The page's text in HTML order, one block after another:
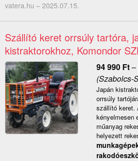
vatera.hu – 2025.07.15.
Szállító keret orrsúly tartóra,
kistraktorokhoz, Komondor
94 990 Ft–
(Szabolcs-
Japán
orrsúly
szállító keret.
kényelmesen
műanyag
helyezett